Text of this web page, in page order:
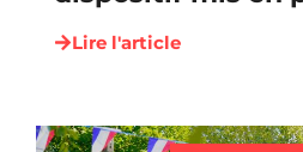
Lire l'article